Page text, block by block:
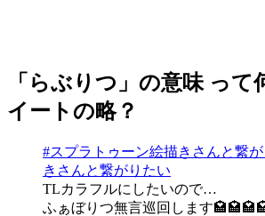
「らぶりつ」の意味 って
イートの略？
#スプラトゥーン絵描きさんと繋
きさんと繋がりたい
TLカラフルにしたいので…
ふぁぼりつ無言巡回します